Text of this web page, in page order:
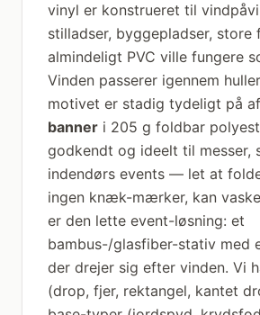
vinyl er konstrueret til
stilladser, byggepladser, store
almindeligt PVC ville fungere
Vinden passerer igennem
motivet er stadig tydeligt på
banner i 205 g foldbar
godkendt og ideelt til messer,
indendørs events — let at
ingen knæk-mærker, kan
er den lette event-løsning: et
bambus-/glasfiber-stativ med
der drejer sig efter vinden. Vi
(drop, fjer, rektangel, kantet